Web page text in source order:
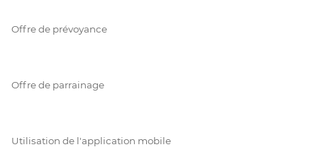
Offre de prévoyance
Offre de parrainage
Utilisation de l'application mobile